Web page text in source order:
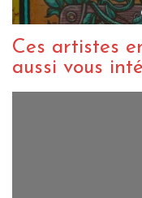
Ces artistes
aussi vous